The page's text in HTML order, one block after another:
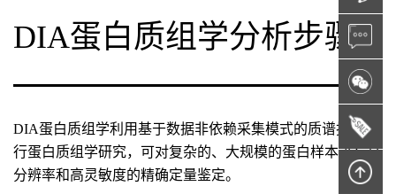
DIA蛋白质组学分析步骤
DIA蛋白质组学利用基于数据非依赖采集模式的质谱技术进
行蛋白质组学研究，可对复杂的、大规模的蛋白样本进行高
分辨率和高灵敏度的精确定量鉴定。